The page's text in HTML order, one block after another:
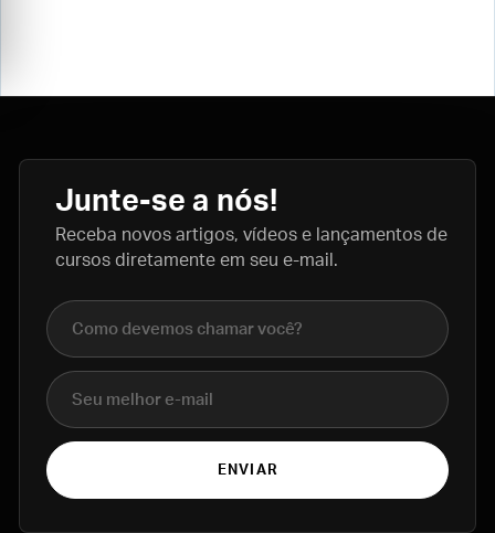
Junte-se a nós!
Receba novos artigos, vídeos e lançamentos de
cursos diretamente em seu e-mail.
Nome completo
E-mail
ENVIAR